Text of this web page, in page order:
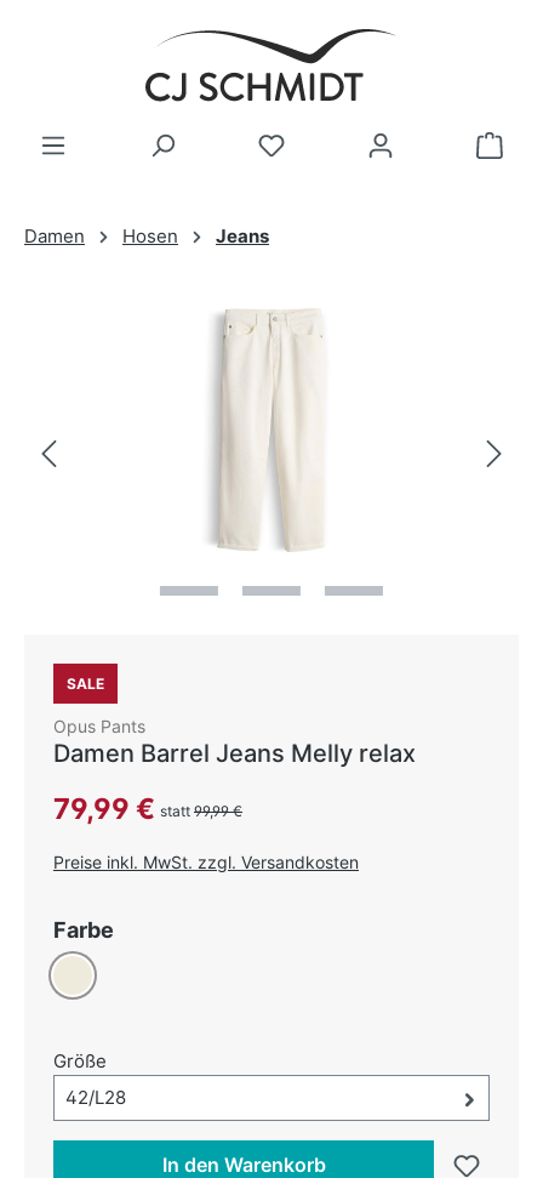
Zum Hauptinhalt springen
Damen Hosen Jeans
Bildergalerie überspringen
SALE
Opus Pants
Damen Barrel Jeans Melly relax
Verkaufspreis:
79,99 € statt 99,99 €
Preise inkl. MwSt. zzgl. Versandkosten
Farbe
Creme
Größe
Größe-Auswahl öffnen, aktuell ausgewählt:
42/L28
In den Warenkorb